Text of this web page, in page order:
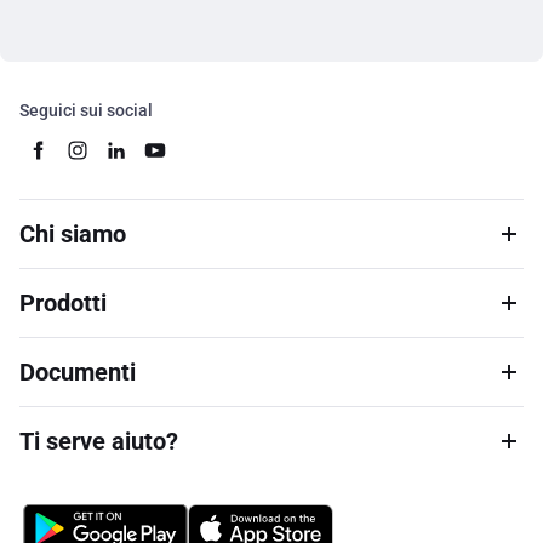
Seguici sui social
Chi siamo
Prodotti
Documenti
Ti serve aiuto?